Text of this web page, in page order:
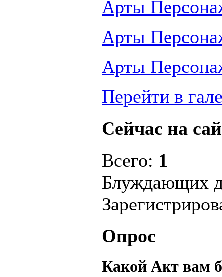
Арты
Арты
Арты
Перейти в
Сейчас на
Всего: 1
Блуждающих
Опрос
Какой Акт вам